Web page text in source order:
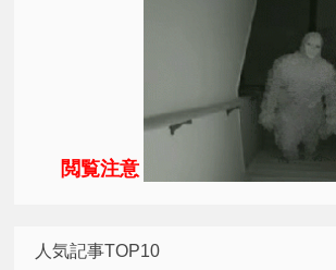
閲覧注意
人気記事TOP10